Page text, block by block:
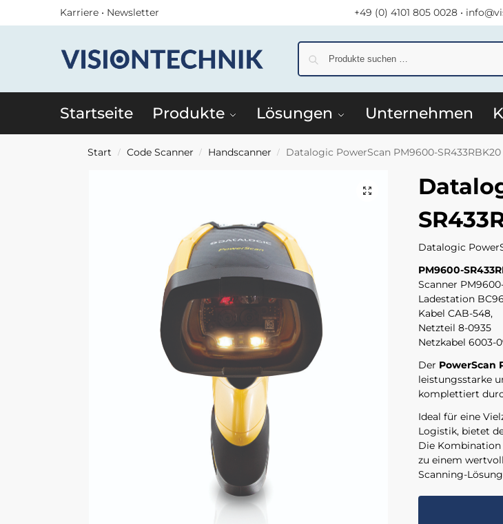
Karriere • Newsletter +49 (0) 4101 805 0028 •
Startseite Produkte Lösungen Unternehmen
Start / Code Scanner / Handscanner / Datalogic PowerScan PM9600-SR433RBK20
Datalogic
PM9600-
Scanner
Ladestation
Kabel CAB-548,
Netzteil 8-0935
Netzkabel 6003-
Der PowerScan
leistungsstarke
komplettiert
Ideal für eine
Logistik, bietet
Die
zu einem
Scanning-